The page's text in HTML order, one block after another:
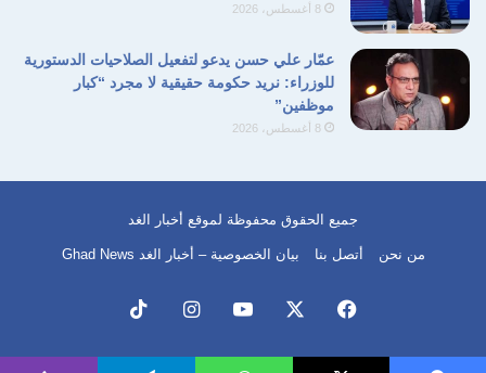
8 أغسطس، 2026
​عمّار علي حسن يدعو لتفعيل الصلاحيات الدستورية
للوزراء: نريد حكومة حقيقية لا مجرد “كبار
موظفين”
8 أغسطس، 2026
جميع الحقوق محفوظة لموقع أخبار الغد
من نحن أتصل بنا بيان الخصوصية – أخبار الغد Ghad News
فيسبوك ‫YouTubeانستقرام